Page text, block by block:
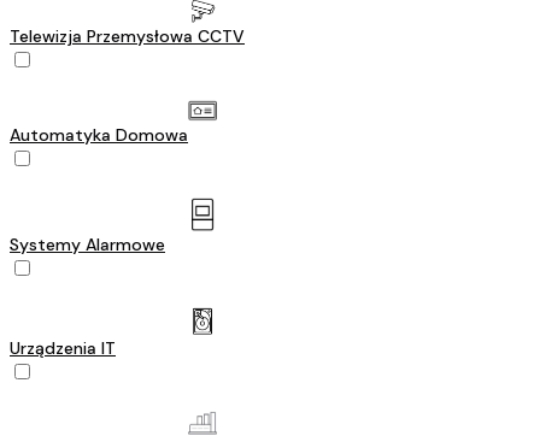
Telewizja Przemysłowa CCTV
Automatyka Domowa
Systemy Alarmowe
Urządzenia IT